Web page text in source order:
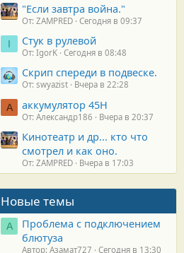
"Если завтра война."
От: ZAMPRED Сегодня в 09:37
I Стук в рулевой
От: IgorK Сегодня в 08:48
Скрип спереди в подвеске.
От: swyazist Вчера в 22:28
А аккумулятор 45H
От: Александр186 Вчера в 20:37
Кинотеатр и др... кто что
смотрел и как оно.
От: ZAMPRED Вчера в 17:03
Новые темы
А
Проблема с подключением
блютуза
Автор: Азамат727 Сегодня в 13:30